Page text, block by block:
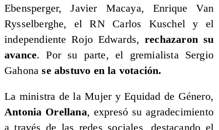
Ebensperger, Javier Macaya, Enrique Van
Rysselberghe, el RN Carlos Kuschel y el
independiente Rojo Edwards, rechazaron su
avance. Por su parte, el gremialista Sergio
Gahonase abstuvo en la votación.
​La ministra de la Mujer y Equidad de Género,
Antonia Orellana, expresó su agradecimiento
a través de las redes sociales, destacando el